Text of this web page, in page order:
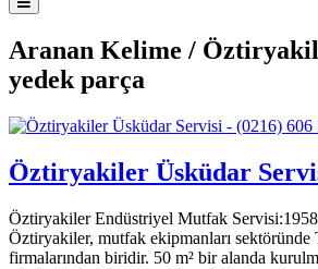
Aranan Kelime /
yedek parça
Öztiryakiler Üsküdar
Öztiryakiler Endüstriyel Mutfak Servisi:1958
Öztiryakiler, mutfak ekipmanları sektöründe
firmalarından biridir. 50 m² bir alanda